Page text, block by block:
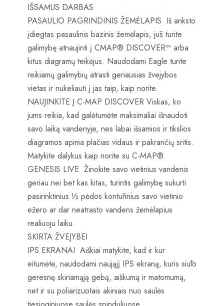
IŠSAMUS DARBAS
PASAULIO PAGRINDINIS ŽEMĖLAPIS Iš anksto
įdiegtas pasaulinis bazinis žemėlapis, jūs turite
galimybę atnaujinti į CMAP® DISCOVER™ arba
kitus diagramų teikėjus. Naudodami Eagle turite
reikiamų galimybių atrasti geriausias žvejybos
vietas ir nukeliauti į jas taip, kaip norite.
NAUJINKITE Į C-MAP DISCOVER Viskas, ko
jums reikia, kad galėtumėte maksimaliai išnaudoti
savo laiką vandenyje, nes labai išsamios ir tikslios
diagramos apima plačias vidaus ir pakrančių sritis.
Matykite dalykus kaip norite su C-MAP®.
GENESIS LIVE Žinokite savo vietinius vandenis
geriau nei bet kas kitas, turintis galimybę sukurti
pasirinktinius ½ pėdos kontūrinius savo vietinio
ežero ar dar neatrasto vandens žemėlapius
realiuoju laiku.
SKIRTA ŽVEJYBEI
IPS EKRANAI Aiškiai matykite, kad ir kur
eitumėte, naudodami naująjį IPS ekraną, kuris siūlo
geresnę skiriamąją gebą, aiškumą ir matomumą,
net ir su poliarizuotais akiniais nuo saulės